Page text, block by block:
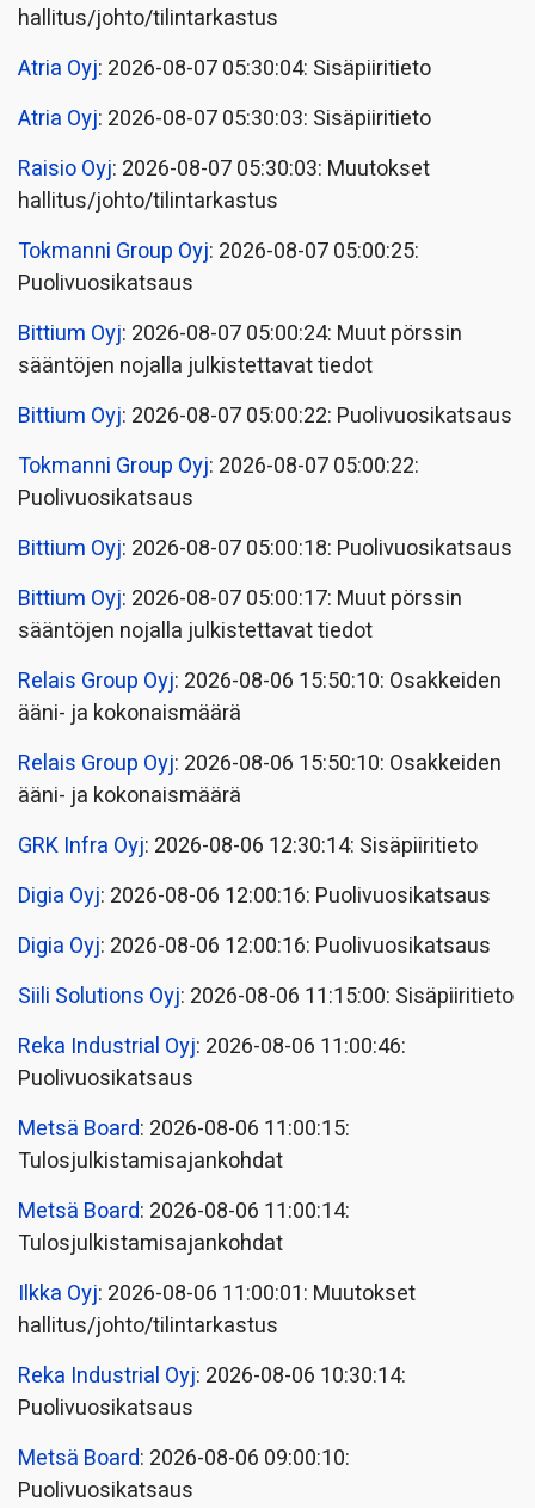
hallitus/johto/tilintarkastus
Atria Oyj: 2026-08-07 05:30:04: Sisäpiiritieto
Atria Oyj: 2026-08-07 05:30:03: Sisäpiiritieto
Raisio Oyj: 2026-08-07 05:30:03: Muutokset
hallitus/johto/tilintarkastus
Tokmanni Group Oyj: 2026-08-07 05:00:25:
Puolivuosikatsaus
Bittium Oyj: 2026-08-07 05:00:24: Muut pörssin
sääntöjen nojalla julkistettavat tiedot
Bittium Oyj: 2026-08-07 05:00:22: Puolivuosikatsaus
Tokmanni Group Oyj: 2026-08-07 05:00:22:
Puolivuosikatsaus
Bittium Oyj: 2026-08-07 05:00:18: Puolivuosikatsaus
Bittium Oyj: 2026-08-07 05:00:17: Muut pörssin
sääntöjen nojalla julkistettavat tiedot
Relais Group Oyj: 2026-08-06 15:50:10: Osakkeiden
ääni- ja kokonaismäärä
Relais Group Oyj: 2026-08-06 15:50:10: Osakkeiden
ääni- ja kokonaismäärä
GRK Infra Oyj: 2026-08-06 12:30:14: Sisäpiiritieto
Digia Oyj: 2026-08-06 12:00:16: Puolivuosikatsaus
Digia Oyj: 2026-08-06 12:00:16: Puolivuosikatsaus
Siili Solutions Oyj: 2026-08-06 11:15:00: Sisäpiiritieto
Reka Industrial Oyj: 2026-08-06 11:00:46:
Puolivuosikatsaus
Metsä Board: 2026-08-06 11:00:15:
Tulosjulkistamisajankohdat
Metsä Board: 2026-08-06 11:00:14:
Tulosjulkistamisajankohdat
Ilkka Oyj: 2026-08-06 11:00:01: Muutokset
hallitus/johto/tilintarkastus
Reka Industrial Oyj: 2026-08-06 10:30:14:
Puolivuosikatsaus
Metsä Board: 2026-08-06 09:00:10:
Puolivuosikatsaus